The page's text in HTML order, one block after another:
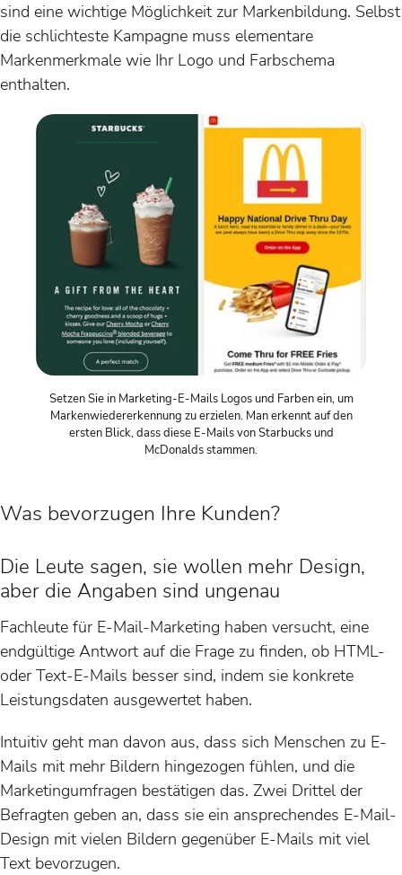
sind eine wichtige Möglichkeit zur Markenbildung. Selbst
die schlichteste Kampagne muss elementare
Markenmerkmale wie Ihr Logo und Farbschema
enthalten.
Setzen Sie in Marketing-E-Mails Logos und Farben ein, um
Markenwiedererkennung zu erzielen. Man erkennt auf den
ersten Blick, dass diese E-Mails von Starbucks und
McDonalds stammen.
Was bevorzugen Ihre Kunden?
Die Leute sagen, sie wollen mehr Design,
aber die Angaben sind ungenau
Fachleute für E-Mail-Marketing haben versucht, eine
endgültige Antwort auf die Frage zu finden, ob HTML-
oder Text-E-Mails besser sind, indem sie konkrete
Leistungsdaten ausgewertet haben.
Intuitiv geht man davon aus, dass sich Menschen zu E-
Mails mit mehr Bildern hingezogen fühlen, und die
Marketingumfragen bestätigen das. Zwei Drittel der
Befragten geben an, dass sie ein ansprechendes E-Mail-
Design mit vielen Bildern gegenüber E-Mails mit viel
Text bevorzugen.